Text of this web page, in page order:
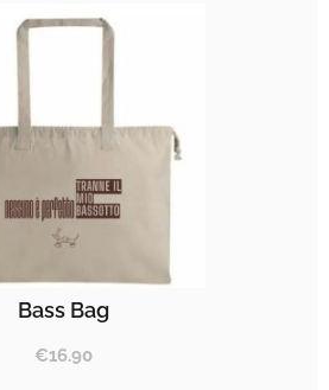
Bass Bag
€16.90